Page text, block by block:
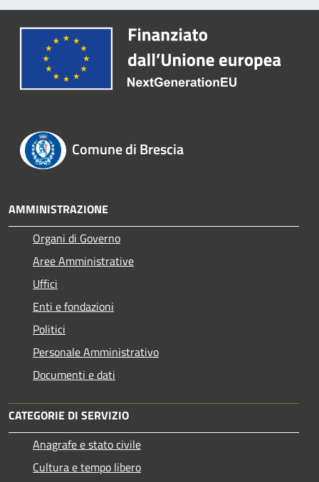
Comune di Brescia
AMMINISTRAZIONE
Organi di Governo
Aree Amministrative
Uffici
Enti e fondazioni
Politici
Personale Amministrativo
Documenti e dati
CATEGORIE DI SERVIZIO
Anagrafe e stato civile
Cultura e tempo libero